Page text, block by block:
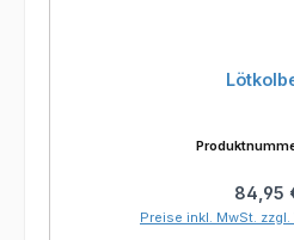
84,95
Preise inkl. MwSt.